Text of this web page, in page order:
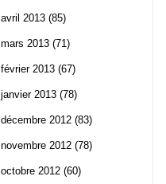
avril 2013 (85)
mars 2013 (71)
février 2013 (67)
janvier 2013 (78)
décembre 2012 (83)
novembre 2012 (78)
octobre 2012 (60)